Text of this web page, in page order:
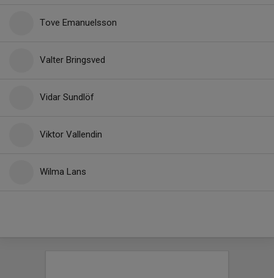
Tove Emanuelsson
Valter Bringsved
Vidar Sundlöf
Viktor Vallendin
Wilma Lans